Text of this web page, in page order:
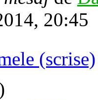
20:45
(scrise)